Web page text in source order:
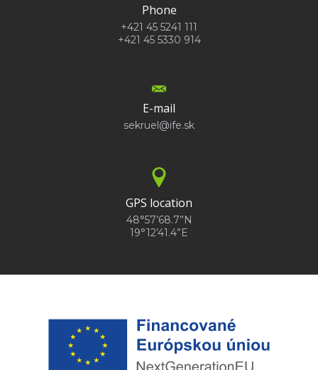
Phone
+421 45 5241 111
+421 45 5330 914
E-mail
sekruel@ife.sk
GPS location
48°57’68.7”N
19°12’41.4”E